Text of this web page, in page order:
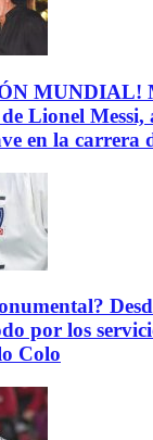
MUNDIAL!
Lionel Messi,
en la carrera
por los
Colo